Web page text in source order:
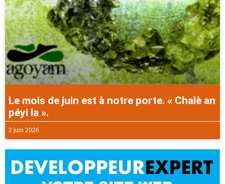
Le mois de juin est à notre porte. « Chalè an
péyi la ».
2 juin 2026